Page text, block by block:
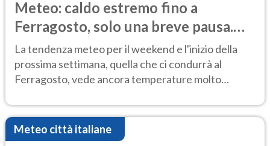
Meteo: caldo estremo fino a
Ferragosto, solo una breve pausa.
Ecco dove
La tendenza meteo per il weekend e l'inizio della
prossima settimana, quella che ci condurrà al
Ferragosto, vede ancora temperature molto
Meteo città italiane